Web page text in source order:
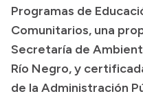
SIU GUARANÍ
SECUNDARIO
TECNICATURAS
CAPACITACIONES
Programas de
Comunitarios, una
Secretaría de
Río Negro, y
de la Administración